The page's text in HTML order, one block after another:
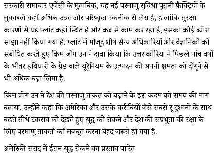
सरकारी समाचार एजेंसी के मुताबिक, यह नई परमाणु सुविधा पुरानी फैक्ट्रियों के
मुकाबले कहीं अधिक उन्नत और परिष्कृत तकनीक से लैस है, हालांकि सुरक्षा
कारणों से यह प्लांट कहां स्थित है और कब से काम कर रहा है, इसका कोई ब्योरा
साझा नहीं किया गया है. प्लांट में मौजूद शीर्ष सैन्य अधिकारियों और वैज्ञानिकों को
संबोधित करते हुए किम जोंग उन ने दावा किया कि उत्तर कोरिया ने पिछले पांच वर्षों
के भीतर हथियारों के ग्रेड वाले यूरेनियम के उत्पादन की अपनी क्षमता को दोगुने से
भी अधिक बढ़ा लिया है.
किम जोंग उन ने देश की परमाणु ताकत को बढ़ाने के इस कदम को समय की मांग
बताया. उन्होंने कहा कि अमेरिका और उसके करीबियों जैसे सबसे क्रूर दुश्मनों के साथ
बढ़ते सीधे टकराव को देखते हुए युद्ध को रोकने और देश की संप्रभुता की रक्षा के
लिए परमाणु ताकतों को मजबूत करना बेहद जरूरी हो गया है.
अमेरिकी संसद में ईरान युद्ध रोकने का प्रस्ताव पारित